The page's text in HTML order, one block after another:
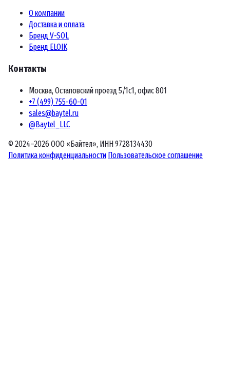
О компании
Доставка и оплата
Бренд V-SOL
Бренд ELOIK
Контакты
Москва, Остаповский проезд 5/1с1, офис 801
+7 (499) 755-60-01
sales@baytel.ru
@Baytel_LLC
© 2024–2026 ООО «Байтел», ИНН 9728134430
Политика конфиденциальности Пользовательское соглашение